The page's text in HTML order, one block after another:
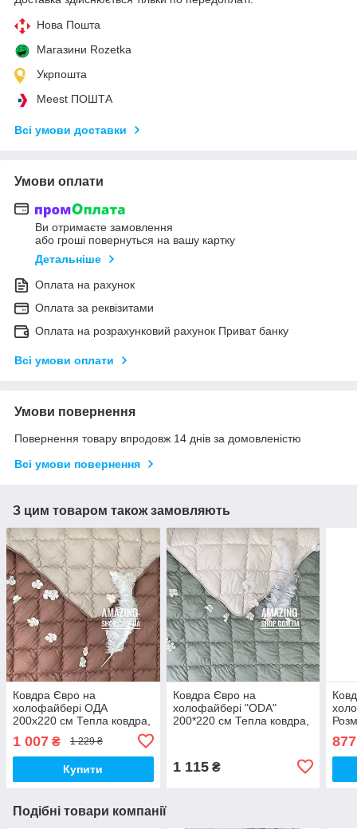
Нова Пошта
Магазини Rozetka
Укрпошта
Meest ПОШТА
Всі умови доставки
Умови оплати
Ви отримаєте замовлення
або гроші повернуться на вашу картку
Детальніше
Оплата на рахунок
Оплата за реквізитами
Оплата на розрахунковий рахунок Приват банку
Всі умови оплати
Умови повернення
Повернення товару впродовж 14 днів за домовленістю
Всі умови повернення
З цим товаром також замовляють
Ковдра Євро на
холофайбері ОДА
200х220 см Тепла ковдра,
наповнювач холофайбер.
Стьобана ковдра ОДА
1 007 ₴ 1 229 ₴
Купити
Ковдра Євро на
холофайбері "ODA"
200*220 см Тепла ковдра,
1 115₴
877
Подібні товари компанії